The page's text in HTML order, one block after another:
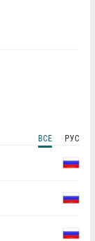
ВСЕ РУС